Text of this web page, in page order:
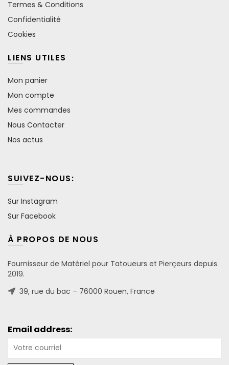
Termes & Conditions
Confidentialité
Cookies
LIENS UTILES
Mon panier
Mon compte
Mes commandes
Nous Contacter
Nos actus
SUIVEZ-NOUS:
Sur Instagram
Sur Facebook
À PROPOS DE NOUS
Fournisseur de Matériel pour Tatoueurs et Pierçeurs depuis
2019.
39, rue du bac – 76000 Rouen, France
Email address: